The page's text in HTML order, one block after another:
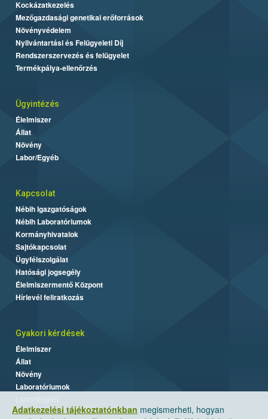
Adatkezelési tájékoztatónkban megismerheti, hogyan
Kockázatkezelés
Mezőgazdasági genetikai erőforrások
Növényvédelem
Nyilvántartási és Felügyeleti Díj
Rendszerszervezés és felügyelet
Termékpálya-ellenőrzés
Ügyintézés
Élelmiszer
Állat
Növény
Labor/Egyéb
Kapcsolat
Nébih Igazgatóságok
Nébih Laboratóriumok
Kormányhivatalok
Sajtókapcsolat
Ügyfélszolgálat
Hatósági jogsegély
Élelmiszermentő Központ
Hírlevél feliratkozás
Gyakori kérdések
Élelmiszer
Állat
Növény
Laboratóriumok